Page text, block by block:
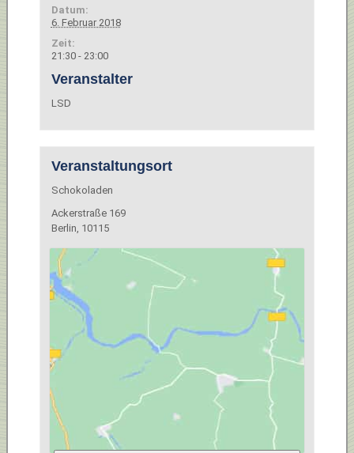
Datum:
6. Februar 2018
Zeit:
21:30 - 23:00
Veranstalter
LSD
Veranstaltungsort
Schokoladen
Ackerstraße 169
Berlin 10115